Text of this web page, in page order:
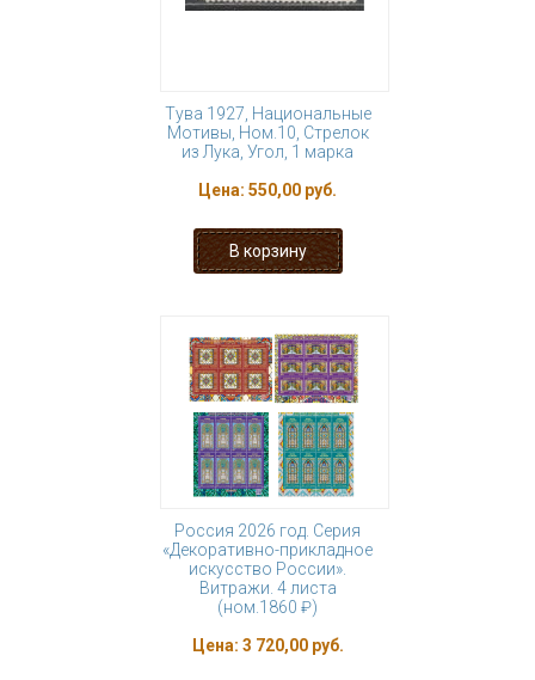
Тува 1927, Национальные
Мотивы, Ном.10, Стрелок
из Лука, Угол, 1 марка
Цена: 550,00 руб.
Россия 2026 год. Серия
«Декоративно-прикладное
искусство России».
Витражи. 4 листа
(ном.1860 ₽)
Цена: 3 720,00 руб.